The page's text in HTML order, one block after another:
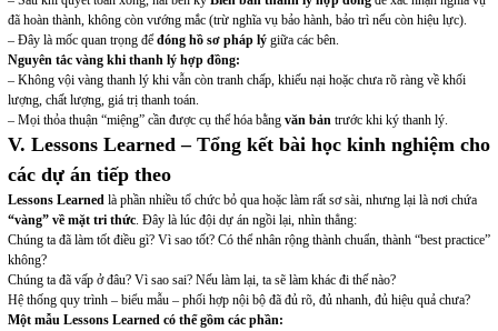
đã hoàn thành, không còn vướng mắc (trừ nghĩa vụ bảo hành, bảo trì nếu còn hiệu lực).
– Đây là mốc quan trọng để đóng hồ sơ pháp lýgiữa các bên.
Nguyên tắc vàng khi thanh lý hợp đồng:
– Không vội vàng thanh lý khi vẫn còn tranh chấp, khiếu nại hoặc chưa rõ ràng về khối
lượng, chất lượng, giá trị thanh toán.
– Mọi thỏa thuận “miệng” cần được cụ thể hóa bằng văn bảntrước khi ký thanh lý.
V. Lessons Learned – Tổng kết bài học kinh nghiệm cho
các dự án tiếp theo
Lessons Learnedlà phần nhiều tổ chức bỏ qua hoặc làm rất sơ sài, nhưng lại là nơi chứa
“vàng” về mặt tri thức. Đây là lúc đội dự án ngồi lại, nhìn thẳng:
Chúng ta đã làm tốt điều gì? Vì sao tốt? Có thể nhân rộng thành chuẩn, thành “best practice”
không?
Chúng ta đã vấp ở đâu? Vì sao sai? Nếu làm lại, ta sẽ làm khác đi thế nào?
Hệ thống quy trình – biểu mẫu – phối hợp nội bộ đã đủ rõ, đủ nhanh, đủ hiệu quả chưa?
Một mẫu Lessons Learned có thể gồm các phần: